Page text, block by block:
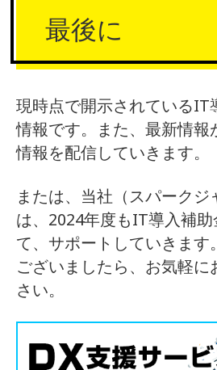
最後に
現時点で開示されているIT
情報です。また、最新情報
情報を配信していきます。
または、当社（スパークジ
は、2024年度もIT導入補
て、サポートしていきます
ございましたら、お気軽
さい。